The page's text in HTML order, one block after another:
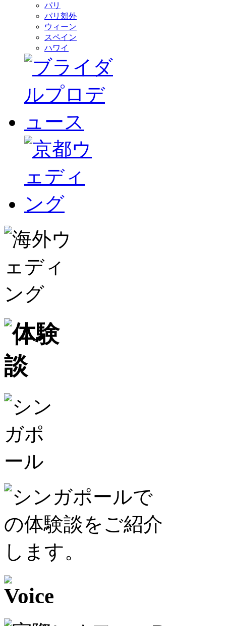
パリ
パリ郊外
ウィーン
スペイン
ハワイ